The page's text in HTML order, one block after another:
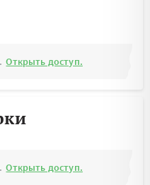
Открыть доступ.
Открыть доступ.